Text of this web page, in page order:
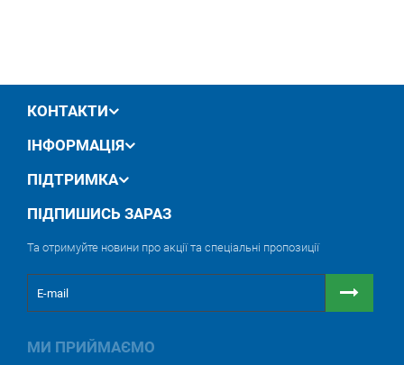
КОНТАКТИ
ІНФОРМАЦІЯ
ПІДТРИМКА
ПІДПИШИСЬ ЗАРАЗ
Та отримуйте новини про акції та спеціальні пропозиції
МИ ПРИЙМАЄМО